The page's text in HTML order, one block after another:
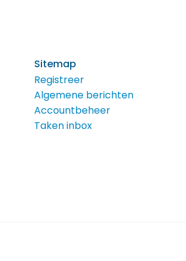
Sitemap
Registreer
Algemene berichten
Accountbeheer
Taken inbox